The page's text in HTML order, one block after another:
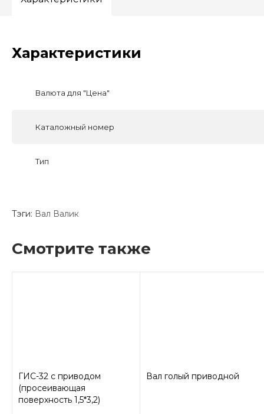
Характеристики
Валюта для "Цена"
Каталожный номер
Тип
Тэги: Вал Валик
Смотрите также
ГИС-32 с приводом
(просеивающая
поверхность 1,5*3,2)
Вал голый приводной